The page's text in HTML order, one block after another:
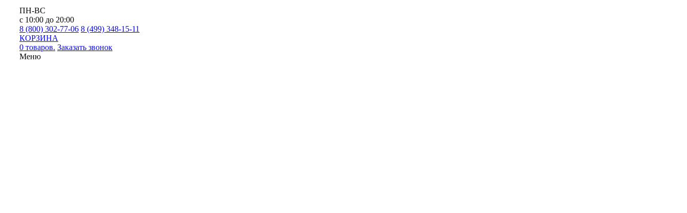
ПН-ВС
с 10:00 до 20:00
8 (800) 302-77-06 8 (499) 348-15-11
КОРЗИНА
0 товаров. Заказать звонок
Меню